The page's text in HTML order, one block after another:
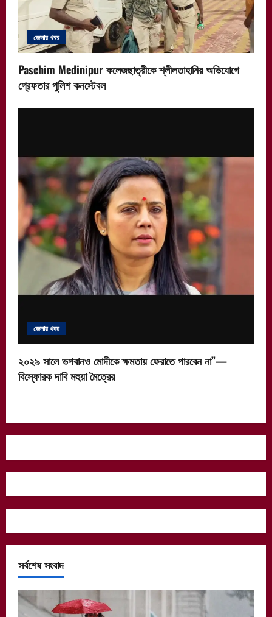
জেলার খবর
Paschim Medinipur কলেজছাত্রীকে শ্লীলতাহানির অভিযোগে
গ্রেফতার পুলিশ কনস্টেবল
জেলার খবর
২০২৯ সালে ভগবানও মোদীকে ক্ষমতায় ফেরাতে পারবেন না”—
বিস্ফোরক দাবি মহুয়া মৈত্রের
সর্বশেষ সংবাদ